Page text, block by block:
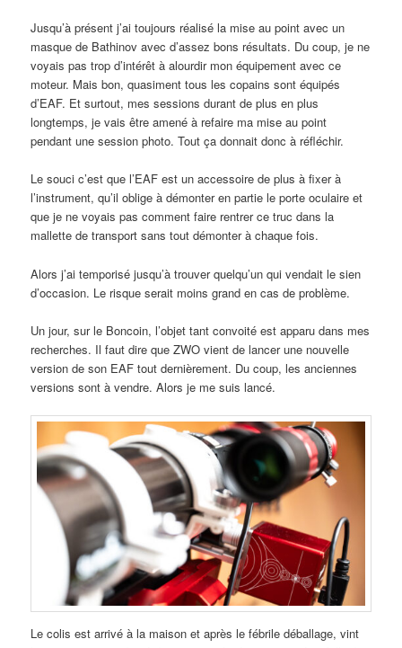
Jusqu’à présent j’ai toujours réalisé la mise au point avec un
masque de Bathinov avec d’assez bons résultats. Du coup, je ne
voyais pas trop d’intérêt à alourdir mon équipement avec ce
moteur. Mais bon, quasiment tous les copains sont équipés
d’EAF. Et surtout, mes sessions durant de plus en plus
longtemps, je vais être amené à refaire ma mise au point
pendant une session photo. Tout ça donnait donc à réfléchir.
Le souci c’est que l’EAF est un accessoire de plus à fixer à
l’instrument, qu’il oblige à démonter en partie le porte oculaire et
que je ne voyais pas comment faire rentrer ce truc dans la
mallette de transport sans tout démonter à chaque fois.
Alors j’ai temporisé jusqu’à trouver quelqu’un qui vendait le sien
d’occasion. Le risque serait moins grand en cas de problème.
Un jour, sur le Boncoin, l’objet tant convoité est apparu dans mes
recherches. Il faut dire que ZWO vient de lancer une nouvelle
version de son EAF tout dernièrement. Du coup, les anciennes
versions sont à vendre. Alors je me suis lancé.
Le colis est arrivé à la maison et après le fébrile déballage, vint